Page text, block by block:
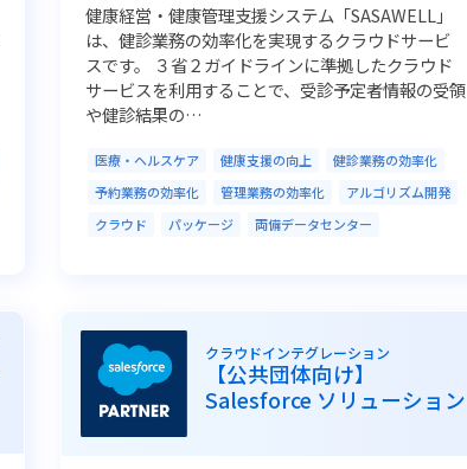
健康経営・健康管理支援システム「SASAWELL」
は、健診業務の効率化を実現するクラウドサービ
スです。 ３省２ガイドラインに準拠したクラウド
サービスを利用することで、受診予定者情報の受領
や健診結果の…
医療・ヘルスケア 健康支援の向上
健診業務の効率化
予約業務の効率化
管理業務の効率化
アルゴリズム開発
クラウド
パッケージ 両備データセンター
クラウドインテグレーション
【公共団体向け】
Salesforce ソリューション